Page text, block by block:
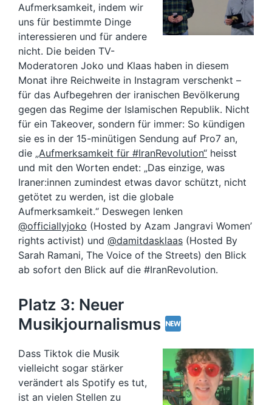
Aufmerksamkeit, indem wir
uns für bestimmte Dinge
interessieren und für andere
nicht. Die beiden TV-
Moderatoren Joko und Klaas haben in diesem
Monat ihre Reichweite in Instagram verschenkt –
für das Aufbegehren der iranischen Bevölkerung
gegen das Regime der Islamischen Republik. Nicht
für ein Takeover, sondern für immer: So kündigen
sie es in der 15-minütigen Sendung auf Pro7 an,
die „Aufmerksamkeit für #IranRevolution“ heisst
und mit den Worten endet: „Das einzige, was
Iraner:innen zumindest etwas davor schützt, nicht
getötet zu werden, ist die globale
Aufmerksamkeit.“ Deswegen lenken
@officiallyjoko (Hosted by Azam Jangravi Women’
rights activist) und @damitdasklaas (Hosted By
Sarah Ramani, The Voice of the Streets) den Blick
ab sofort den Blick auf die #IranRevolution.
Platz 3: Neuer
Musikjournalismus
Dass Tiktok die Musik
vielleicht sogar stärker
verändert als Spotify es tut,
ist an vielen Stellen zu